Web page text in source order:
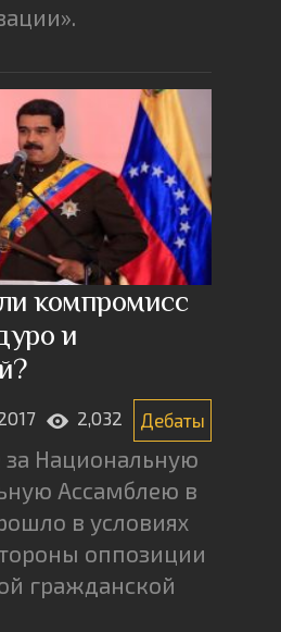
компромисс
и
2,032 Дебаты
за Национальную
Ассамблею в
в условиях
оппозиции
гражданской